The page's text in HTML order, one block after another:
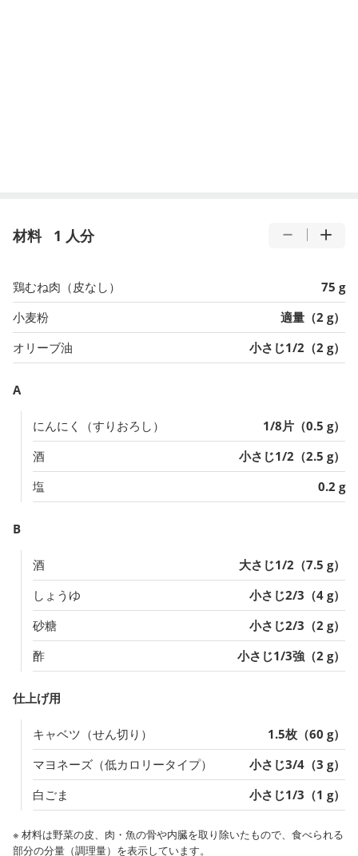
材料 1 人分
鶏むね肉（皮なし）
75 g
小麦粉
適量（2 g）
オリーブ油
小さじ1/2（2 g）
A
にんにく（すりおろし）
1/8片（0.5 g）
酒
小さじ1/2（2.5 g）
塩
0.2 g
B
酒
大さじ1/2（7.5 g）
しょうゆ
小さじ2/3（4 g）
砂糖
小さじ2/3（2 g）
酢
小さじ1/3強（2 g）
仕上げ用
キャベツ（せん切り）
1.5枚（60 g）
マヨネーズ（低カロリータイプ）
小さじ3/4（3 g）
白ごま
小さじ1/3（1 g）
※ 材料は野菜の皮、肉・魚の骨や内臓を取り除いたもので、食べられる
部分の分量（調理量）を表示しています。